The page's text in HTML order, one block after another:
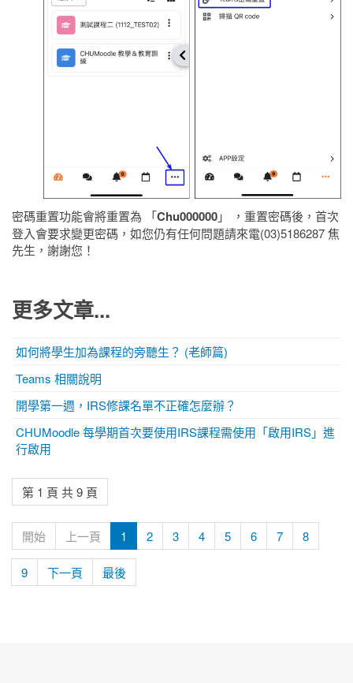
密碼重置功能會將重置為 「Chu000000」 ，重置密碼後，首次
登入會要求變更密碼， 如您仍有任何問題請來電(03)5186287 焦
先生，謝謝您！
更多文章...
如何將學生加為課程的旁聽生？ (老師篇)
Teams 相關說明
開學第一週，IRS修課名單不正確怎麼辦？
CHUMoodle 每學期首次要使用IRS課程需使用「啟用IRS」進
行啟用
第 1 頁 共 9 頁
開始 上一頁 1 2 3 4 5 6 7 8
9 下一頁 最後